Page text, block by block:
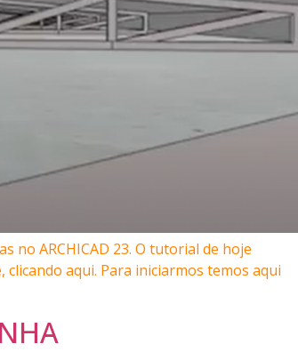
no ARCHICAD 23. O tutorial de hoje
aqui. Para iniciarmos temos aqui